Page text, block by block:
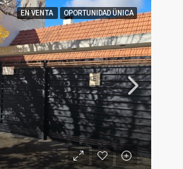
EN VENTA OPORTUNIDAD ÜNICA